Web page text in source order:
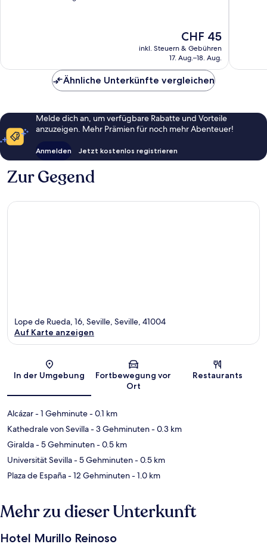
Der
Preis
beträgt
CHF 45
inkl. Steuern & Gebühren
17. Aug.–18. Aug.
Ähnliche Unterkünfte vergleichen
Melde dich an, um verfügbare Rabatte und Vorteile
anzuzeigen. Mehr Prämien für noch mehr Abenteuer!
Anmelden Jetzt kostenlos registrieren
Zur Gegend
Karte
Lope de Rueda, 16, Seville, Seville, 41004
Auf Karte anzeigen
In der Umgebung
Fortbewegung vor
Ort
Restaurants
Alcázar- 1 Gehminute- 0.1 km
Kathedrale von Sevilla- 3 Gehminuten- 0.3 km
Giralda- 5 Gehminuten- 0.5 km
Universität Sevilla- 5 Gehminuten- 0.5 km
Plaza de España- 12 Gehminuten- 1.0 km
Mehr zu dieser Unterkunft
Hotel Murillo Reinoso